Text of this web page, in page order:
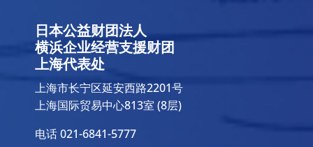
日本公益财团法人
横浜企业经营支援财团
上海代表处
上海市长宁区延安西路2201号
上海国际贸易中心813室 (8层)
电话 021-6841-5777